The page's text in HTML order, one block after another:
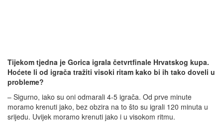
Tijekom tjedna je Gorica igrala četvrtfinale Hrvatskog kupa.
Hoćete li od igrača tražiti visoki ritam kako bi ih tako doveli u
probleme?
– Sigurno, iako su oni odmarali 4-5 igrača. Od prve minute
moramo krenuti jako, bez obzira na to što su igrali 120 minuta u
srijedu. Uvijek moramo krenuti jako i u visokom ritmu.